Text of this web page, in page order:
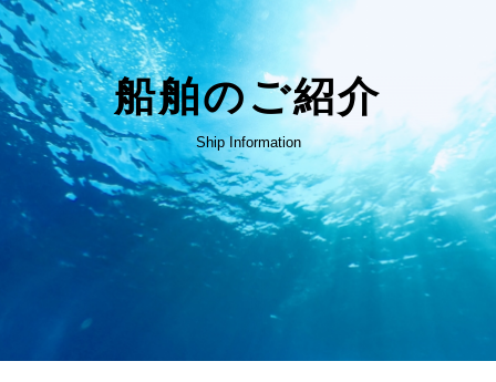
船舶のご紹介
Ship Information